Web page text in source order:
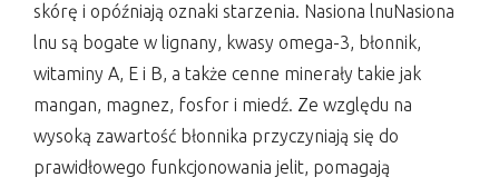
skórę i opóźniają oznaki starzenia. Nasiona lnuNasiona
lnu są bogate w lignany, kwasy omega-3, błonnik,
witaminy A, E i B, a także cenne minerały takie jak
mangan, magnez, fosfor i miedź. Ze względu na
wysoką zawartość błonnika przyczyniają się do
prawidłowego funkcjonowania jelit, pomagają